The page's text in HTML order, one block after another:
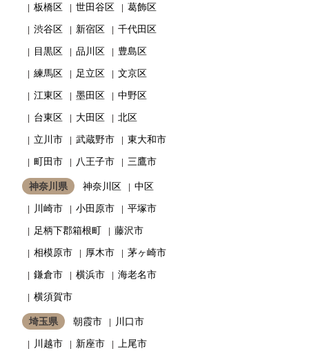
板橋区
世田谷区
葛飾区
渋谷区
新宿区
千代田区
目黒区
品川区
豊島区
練馬区
足立区
文京区
江東区
墨田区
中野区
台東区
大田区
北区
立川市
武蔵野市
東大和市
町田市
八王子市 三鷹市
神奈川県 神奈川区
中区
川崎市
小田原市
平塚市
足柄下郡箱根町
藤沢市
相模原市
厚木市
茅ヶ崎市
鎌倉市
横浜市
海老名市
横須賀市
埼玉県 朝霞市
川口市
川越市
新座市
上尾市